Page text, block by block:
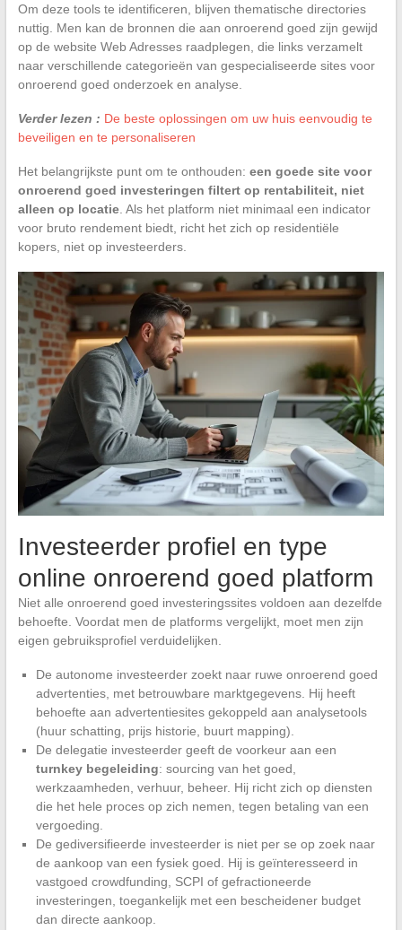
Om deze tools te identificeren, blijven thematische directories
nuttig. Men kan de bronnen die aan onroerend goed zijn gewijd
op de website Web Adresses raadplegen, die links verzamelt
naar verschillende categorieën van gespecialiseerde sites voor
onroerend goed onderzoek en analyse.
Verder lezen : De beste oplossingen om uw huis eenvoudig te
beveiligen en te personaliseren
Het belangrijkste punt om te onthouden: een goede site voor
onroerend goed investeringen filtert op rentabiliteit, niet
alleen op locatie. Als het platform niet minimaal een indicator
voor bruto rendement biedt, richt het zich op residentiële
kopers, niet op investeerders.
Investeerder profiel en type
online onroerend goed platform
Niet alle onroerend goed investeringssites voldoen aan dezelfde
behoefte. Voordat men de platforms vergelijkt, moet men zijn
eigen gebruiksprofiel verduidelijken.
De autonome investeerder zoekt naar ruwe onroerend goed
advertenties, met betrouwbare marktgegevens. Hij heeft
behoefte aan advertentiesites gekoppeld aan analysetools
(huur schatting, prijs historie, buurt mapping).
De delegatie investeerder geeft de voorkeur aan een
turnkey begeleiding: sourcing van het goed,
werkzaamheden, verhuur, beheer. Hij richt zich op diensten
die het hele proces op zich nemen, tegen betaling van een
vergoeding.
De gediversifieerde investeerder is niet per se op zoek naar
de aankoop van een fysiek goed. Hij is geïnteresseerd in
vastgoed crowdfunding, SCPI of gefractioneerde
investeringen, toegankelijk met een bescheidener budget
dan directe aankoop.